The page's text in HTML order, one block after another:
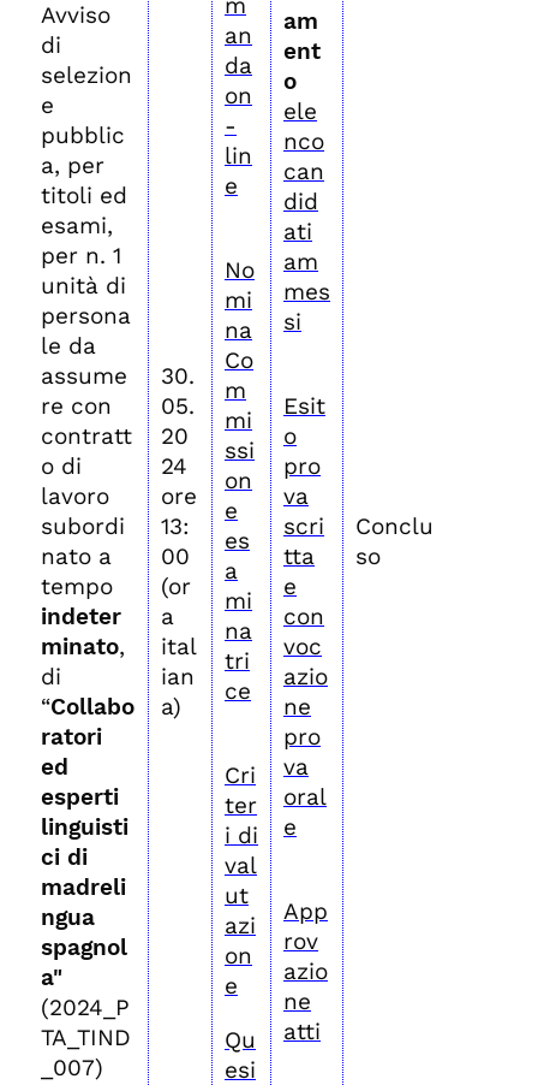
Avviso
di
selezion
e
pubblic
a, per
titoli ed
esami,
per n. 1
unità di
persona
le da
assume
re con
contratt
o di
lavoro
subordi
nato a
tempo
indeter
minato,
di
“Collabo
ratori
ed
esperti
linguisti
ci di
madreli
ngua
spagnol
a"
(2024_P
TA_TIND
_007)
30.
05.
20
24
ore
13:
00
(or
a
ital
ian
a)
an
da
on
-
lin
e
No
mi
na
Co
m
mi
ssi
on
e
es
a
mi
na
tri
ce
Cri
ter
i di
val
ut
azi
on
e
Qu
esi
am
ent
o
ele
nco
can
did
ati
am
mes
si
Esit
o
pro
va
scri
tta
e
con
voc
azio
ne
pro
va
oral
e
App
rov
azio
ne
atti
Conclu
so